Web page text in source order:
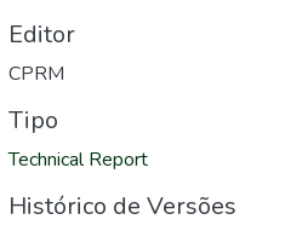
Editor
CPRM
Tipo
Technical Report
Histórico de Versões